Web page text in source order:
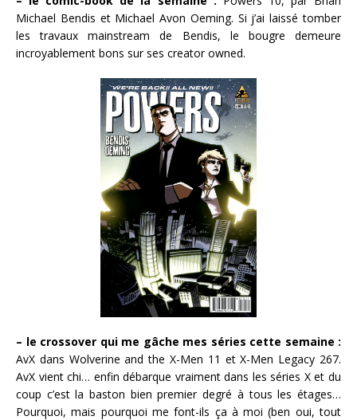
Michael Bendis et Michael Avon Oeming. Si j’ai laissé tomber
les travaux mainstream de Bendis, le bougre demeure
incroyablement bons sur ses creator owned.
– le crossover qui me gâche mes séries cette semaine :
AvX dans Wolverine and the X-Men 11 et X-Men Legacy 267.
AvX vient chi… enfin débarque vraiment dans les séries X et du
coup c’est la baston bien premier degré à tous les étages…
Pourquoi, mais pourquoi me font-ils ça à moi (ben oui, tout